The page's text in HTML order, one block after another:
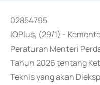
02854795
IQPlus, (29/1) -
Peraturan Menteri
Tahun 2026 tentang
Teknis yang akan